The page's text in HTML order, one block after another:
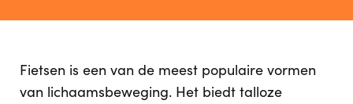
Fietsen is een van de meest populaire vormen
van lichaamsbeweging. Het biedt talloze